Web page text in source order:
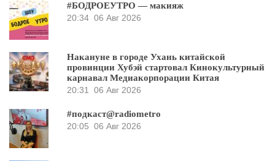
#БОДРОЕУТРО — макияж
20:34 06 Авг 2026
Накануне в городе Ухань китайской
провинции Хубэй стартовал Кинокультурный
карнавал Медиакорпорации Китая
20:31
06 Авг 2026
#подкаст@radiometro
20:05 06 Авг 2026